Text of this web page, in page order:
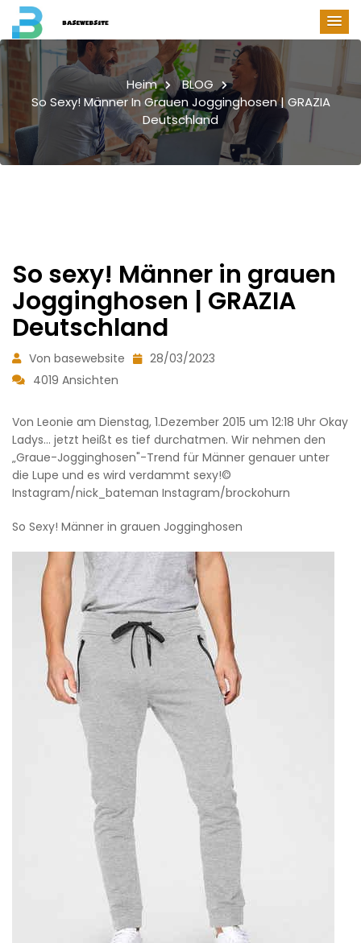
Heim
BLOG
So Sexy! Männer In Grauen Jogginghosen | GRAZIA
Deutschland
So sexy! Männer in grauen
Jogginghosen | GRAZIA
Deutschland
Von basewebsite
28/03/2023
4019 Ansichten
Von Leonie am Dienstag, 1.Dezember 2015 um 12:18 Uhr Okay
Ladys... jetzt heißt es tief durchatmen. Wir nehmen den
„Graue-Jogginghosen"-Trend für Männer genauer unter
die Lupe und es wird verdammt sexy!©
Instagram/nick_bateman Instagram/brockohurn
So Sexy! Männer in grauen Jogginghosen